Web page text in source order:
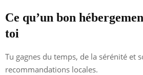
Ce qu’un bon
toi
Tu gagnes du temps, de la sérénité et
recommandations locales.